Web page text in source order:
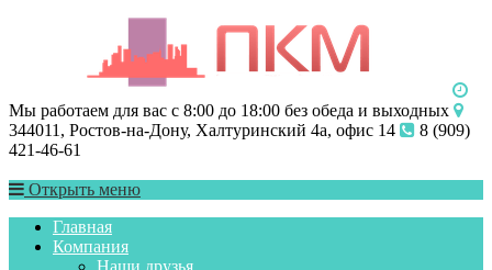
Мы работаем для вас с 8:00 до 18:00 без обеда и выходных
344011, Ростов-на-Дону, Халтуринский 4а, офис 14
8 (909)
421-46-61
Открыть меню
Главная
Компания
Наши друзья